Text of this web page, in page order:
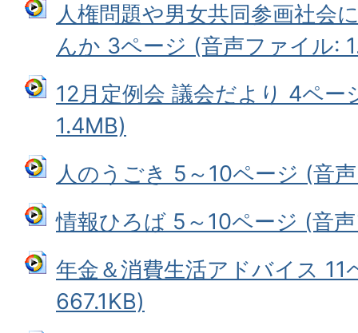
人権問題や男女共同参画社会
んか 3ページ (音声ファイル:
12月定例会 議会だより 4ペー
1.4MB)
人のうごき 5～10ページ (音
情報ひろば 5～10ページ (音
年金＆消費生活アドバイス
667.1KB)